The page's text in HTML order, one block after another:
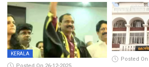
ഡെപ്യൂട്ടി മേയർ സ്ഥാനത്ത്
താഹിറിന് വിജയം
തന്നെ
KERALA
Posted On 26-12-2025
Posted On